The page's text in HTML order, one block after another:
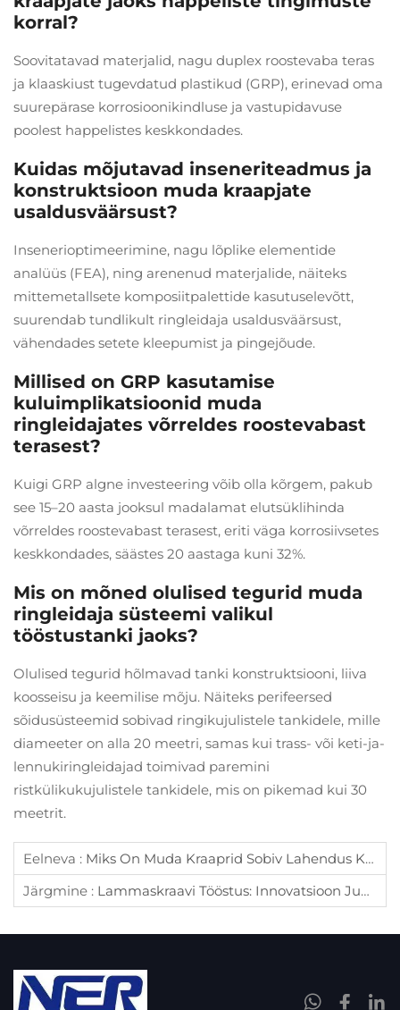
korral?
Soovitatavad materjalid, nagu duplex roostevaba teras
ja klaaskiust tugevdatud plastikud (GRP), erinevad oma
suurepärase korrosioonikindluse ja vastupidavuse
poolest happelistes keskkondades.
Kuidas mõjutavad inseneriteadmus ja
konstruktsioon muda kraapjate
usaldusväärsust?
Insenerioptimeerimine, nagu lõplike elementide
analüüs (FEA), ning arenenud materjalide, näiteks
mittemetallsete komposiitpalettide kasutuselevõtt,
suurendab tundlikult ringleidaja usaldusväärsust,
vähendades setete kleepumist ja pingejõude.
Millised on GRP kasutamise
kuluimplikatsioonid muda
ringleidajates võrreldes roostevabast
terasest?
Kuigi GRP algne investeering võib olla kõrgem, pakub
see 15–20 aasta jooksul madalamat elutsüklihinda
võrreldes roostevabast terasest, eriti väga korrosiivsetes
keskkondades, säästes 20 aastaga kuni 32%.
Mis on mõned olulised tegurid muda
ringleidaja süsteemi valikul
tööstustanki jaoks?
Olulised tegurid hõlmavad tanki konstruktsiooni, liiva
koosseisu ja keemilise mõju. Näiteks perifeersed
sõidusüsteemid sobivad ringikujulistele tankidele, mille
diameeter on alla 20 meetri, samas kui trass- või keti-ja-
lennukiringleidajad toimivad paremini
ristkülikukujulistele tankidele, mis on pikemad kui 30
meetrit.
Eelneva : Miks On Muda Kraaprid Sobiv Lahendus Korrosiivsete Keskkondade Setete Kogunemisele?
Järgmine : Lammaskraavi Tööstus: Innovatsioon Juhatab Keskkonnakaitse Muutust